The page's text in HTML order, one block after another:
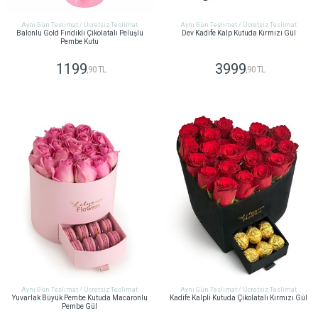
Aynı Gün Teslimat / Ücretsiz Teslimat
Balonlu Gold Fındıklı Çikolatalı Peluşlu
Pembe Kutu
1199,90 TL
Aynı Gün Teslimat / Ücretsiz Teslimat
Dev Kadife Kalp Kutuda Kırmızı Gül
3999,90 TL
Aynı Gün Teslimat / Ücretsiz Teslimat
Yuvarlak Büyük Pembe Kutuda Macaronlu
Pembe Gül
Aynı Gün Teslimat / Ücretsiz Teslimat
Kadife Kalpli Kutuda Çikolatalı Kırmızı Gül